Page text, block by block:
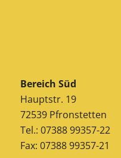
Bereich Süd
Hauptstr. 19
72539 Pfronstetten
Tel.: 07388 99357-22
Fax: 07388 99357-21